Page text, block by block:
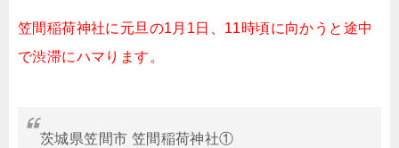
笠間稲荷神社に元旦の1月1日、11時頃に向かうと途中
で渋滞にハマります。
茨城県笠間市 笠間稲荷神社①